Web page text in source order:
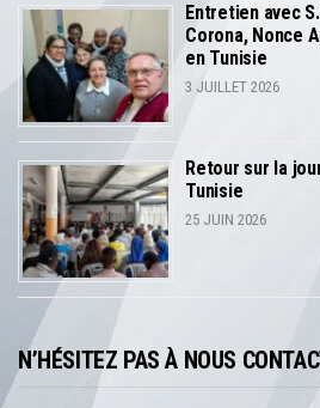
Entretien avec
Corona, Nonce
en Tunisie
3 JUILLET 2026
Retour sur la
Tunisie
25 JUIN 2026
N’HÉSITEZ PAS À NOUS